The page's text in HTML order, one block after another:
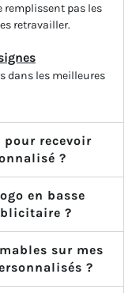
remplissent pas les
retravailler.
dans les meilleures
recevoir
?
en basse
?
sur mes
?